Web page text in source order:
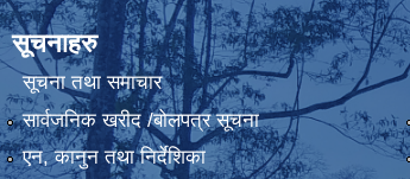
सूचनाहरु
सूचना तथा समाचार
सार्वजनिक खरीद /बोलपत्र सूचना
एन, कानुन तथा निर्देशिका